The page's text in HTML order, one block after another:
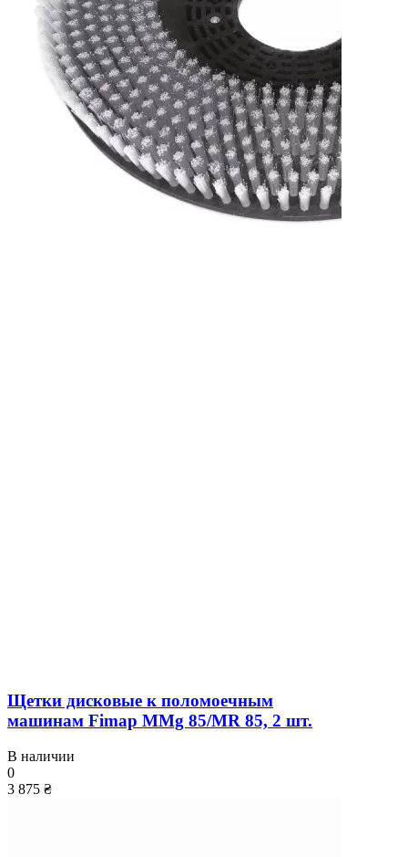
Щетки дисковые к поломоечным
машинам Fimap MMg 85/MR 85, 2 шт.
В наличии
0
3 875 ₴